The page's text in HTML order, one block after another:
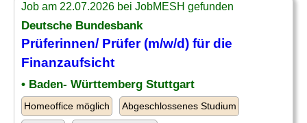
Job am 22.07.2026 bei JobMESH gefunden
Deutsche Bundesbank
Prüferinnen/ Prüfer (m/w/d) für die
Finanzaufsicht
• Baden- Württemberg Stuttgart
Homeoffice möglich Abgeschlossenes Studium